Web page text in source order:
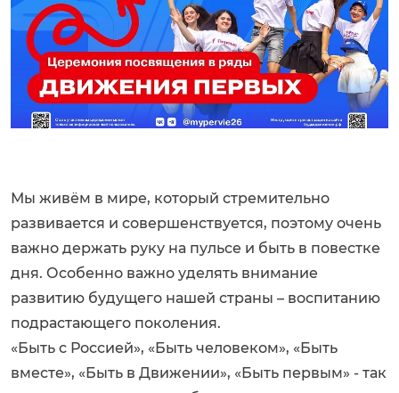
Мы живём в мире, который стремительно
развивается и совершенствуется, поэтому очень
важно держать руку на пульсе и быть в повестке
дня. Особенно важно уделять внимание
развитию будущего нашей страны – воспитанию
подрастающего поколения.
«Быть с Россией», «Быть человеком», «Быть
вместе», «Быть в Движении», «Быть первым» - так